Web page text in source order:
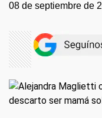
08 de septiembre de